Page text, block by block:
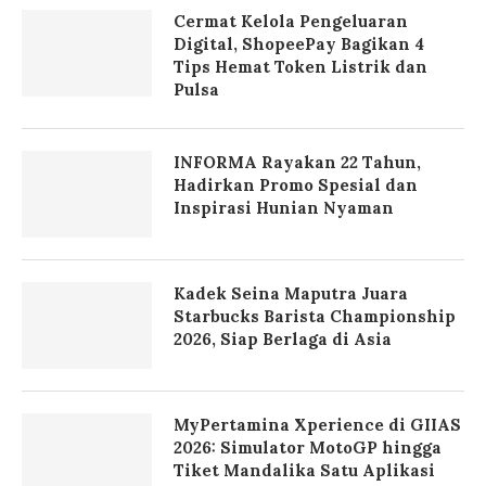
Cermat Kelola Pengeluaran
Digital, ShopeePay Bagikan 4
Tips Hemat Token Listrik dan
Pulsa
INFORMA Rayakan 22 Tahun,
Hadirkan Promo Spesial dan
Inspirasi Hunian Nyaman
Kadek Seina Maputra Juara
Starbucks Barista Championship
2026, Siap Berlaga di Asia
MyPertamina Xperience di GIIAS
2026: Simulator MotoGP hingga
Tiket Mandalika Satu Aplikasi